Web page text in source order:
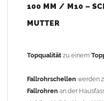
Geeignet für
100 MM / M10 –
MUTTER
Topqualität zu einem
Fallrohrschellen werden
Fallrohren an der